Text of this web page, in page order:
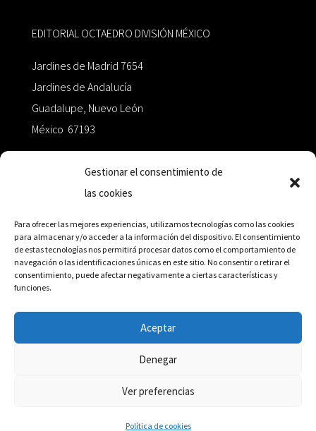
Gestionar el consentimiento de
las cookies
Para ofrecer las mejores experiencias, utilizamos tecnologías como las cookies
para almacenar y/o acceder a la información del dispositivo. El consentimiento
de estas tecnologías nos permitirá procesar datos como el comportamiento de
navegación o las identificaciones únicas en este sitio. No consentir o retirar el
consentimiento, puede afectar negativamente a ciertas características y
funciones.
Aceptar
Denegar
Ver preferencias
Política de cookies
EDITORIAL OCTAEDRO DIVISIÓN MÉXICO
Jardines de Madrid 7654
Jardines de Andalucía
Guadalupe, Nuevo León
México 67193
+52 811.499.5638
RED DE DISTRIBUCIÓN
Distribuidores en México y Octaedro internacional